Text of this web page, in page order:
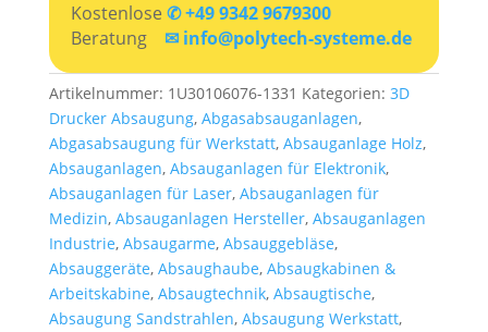
Kostenlose ✆ +49 9342 9679300
Beratung ✉ info@polytech-systeme.de
Artikelnummer: 1U30106076-1331 Kategorien: 3D
Drucker Absaugung, Abgasabsauganlagen,
Abgasabsaugung für Werkstatt, Absauganlage Holz,
Absauganlagen, Absauganlagen für Elektronik,
Absauganlagen für Laser, Absauganlagen für
Medizin, Absauganlagen Hersteller, Absauganlagen
Industrie, Absaugarme, Absauggebläse,
Absauggeräte, Absaughaube, Absaugkabinen &
Arbeitskabine, Absaugtechnik, Absaugtische,
Absaugung Sandstrahlen, Absaugung Werkstatt,